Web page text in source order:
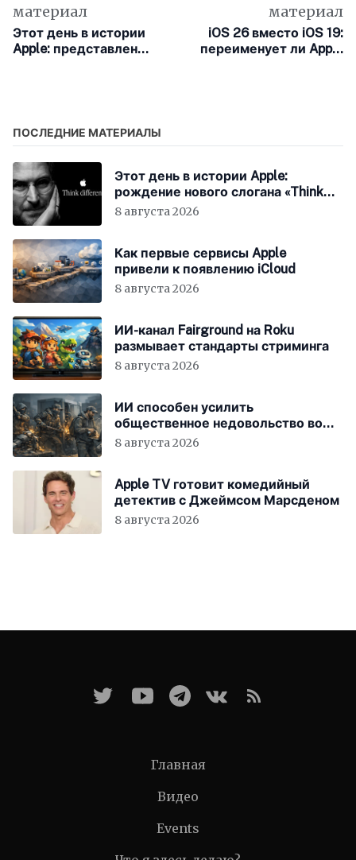
материал
Этот день в истории
Apple: представлен
материал
iOS 26 вместо iOS 19:
переименует ли Apple
ПОСЛЕДНИЕ МАТЕРИАЛЫ
Этот день в истории Apple:
рождение нового слогана «Think
Different»
8 августа 2026
Как первые сервисы Apple
привели к появлению iCloud
8 августа 2026
ИИ-канал Fairground на Roku
размывает стандарты стриминга
8 августа 2026
ИИ способен усилить
общественное недовольство во
всём мире
8 августа 2026
Apple TV готовит комедийный
детектив с Джеймсом Марсденом
8 августа 2026
Главная
Видео
Events